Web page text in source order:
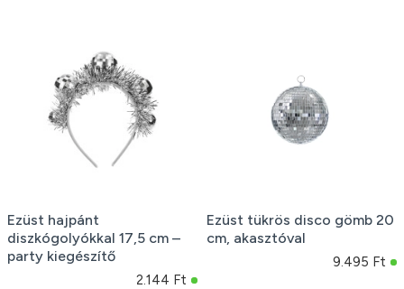
Ezüst hajpánt
diszkógolyókkal 17,5 cm –
party kiegészítő
2.144 Ft
Ezüst tükrös disco gömb 20
cm, akasztóval
9.495 Ft